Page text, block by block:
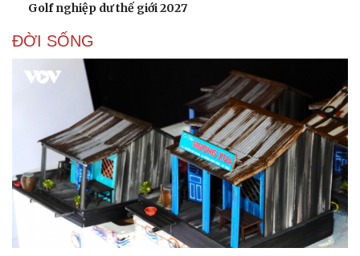
Tư vấn
Săn Tour
check-in
Podcast
Câu chuyện thời sự
Đọc truyện đêm khuya
Cửa sổ tình yêu
Kể chuyện cho bé
Hạt giống tâm hồn
Golf nghiệp dư thế giới 2027
ĐỜI SỐNG